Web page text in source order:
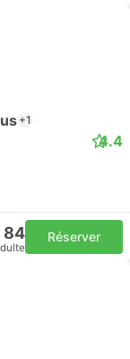
+1
4.4
84 Réserver